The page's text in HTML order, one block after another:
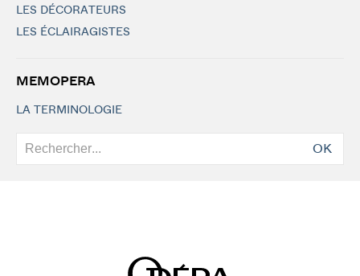
LES DÉCORATEURS
LES ÉCLAIRAGISTES
MEMOPERA
LA TERMINOLOGIE
OK